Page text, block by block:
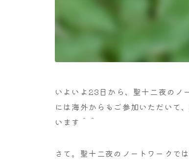
いよいよ23日から、聖十二夜の
には海外からもご参加いただいて
います＾＾
さて。聖十二夜のノートワークで